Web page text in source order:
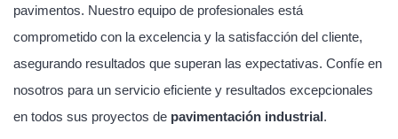
pavimentos. Nuestro equipo de profesionales está
comprometido con la excelencia y la satisfacción del cliente,
asegurando resultados que superan las expectativas. Confíe en
nosotros para un servicio eficiente y resultados excepcionales
en todos sus proyectos de pavimentación industrial.